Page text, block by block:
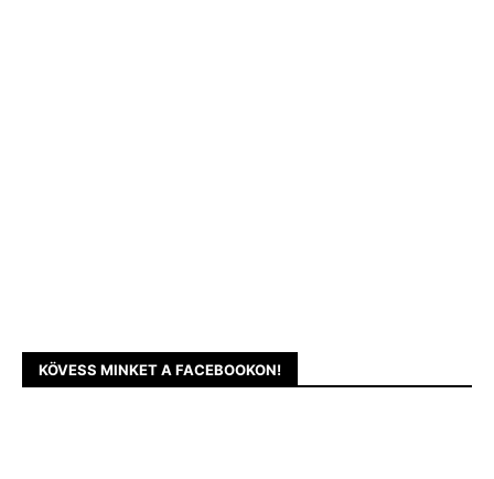
KÖVESS MINKET A FACEBOOKON!